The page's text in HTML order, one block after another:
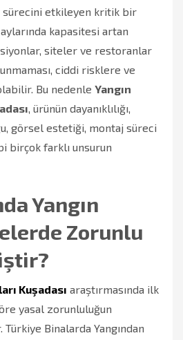
sürecini etkileyen kritik bir
kapasitesi artan
siteler ve restoranlar
ciddi risklere ve
Bu nedenle Yangın
, ürünün dayanıklılığı,
görsel estetiği, montaj süreci
birçok farklı unsurun
Yangın
Zorunlu
Kuşadası araştırmasında ilk
yasal zorunluluğun
Binalarda Yangından